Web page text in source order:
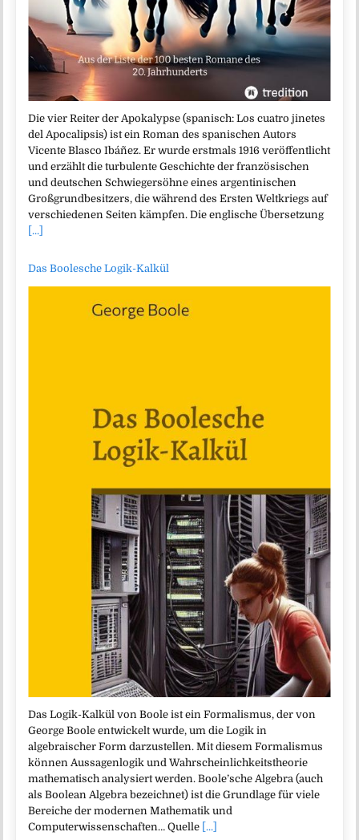
Die vier Reiter der Apokalypse (spanisch: Los cuatro jinetes
del Apocalipsis) ist ein Roman des spanischen Autors
Vicente Blasco Ibáñez. Er wurde erstmals 1916 veröffentlicht
und erzählt die turbulente Geschichte der französischen
und deutschen Schwiegersöhne eines argentinischen
Großgrundbesitzers, die während des Ersten Weltkriegs auf
verschiedenen Seiten kämpfen. Die englische Übersetzung
[...]
Das Boolesche Logik-Kalkül
Das Logik-Kalkül von Boole ist ein Formalismus, der von
George Boole entwickelt wurde, um die Logik in
algebraischer Form darzustellen. Mit diesem Formalismus
können Aussagenlogik und Wahrscheinlichkeitstheorie
mathematisch analysiert werden. Boole’sche Algebra (auch
als Boolean Algebra bezeichnet) ist die Grundlage für viele
Bereiche der modernen Mathematik und
Computerwissenschaften… Quelle [...]